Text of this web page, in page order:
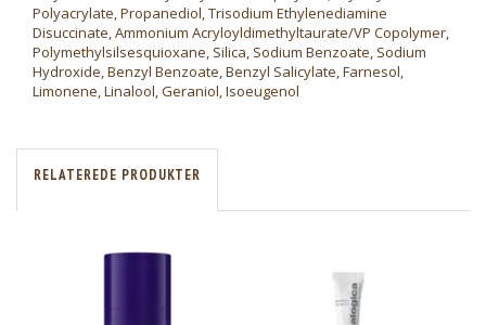
Polyacrylate, Propanediol, Trisodium Ethylenediamine
Disuccinate, Ammonium Acryloyldimethyltaurate/VP Copolymer,
Polymethylsilsesquioxane, Silica, Sodium Benzoate, Sodium
Hydroxide, Benzyl Benzoate, Benzyl Salicylate, Farnesol,
Limonene, Linalool, Geraniol, Isoeugenol
RELATEREDE PRODUKTER